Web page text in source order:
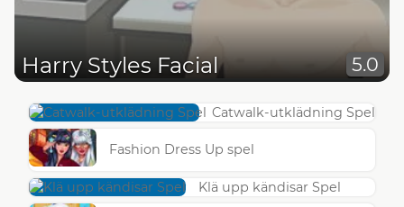
Harry Styles Facial 5.0
Catwalk-utklädning Spel
Fashion Dress Up spel
Klä upp kändisar Spel